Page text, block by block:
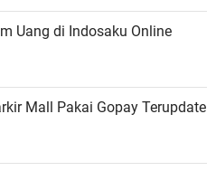
Uang di Indosaku Online
Mall Pakai Gopay Terupdate